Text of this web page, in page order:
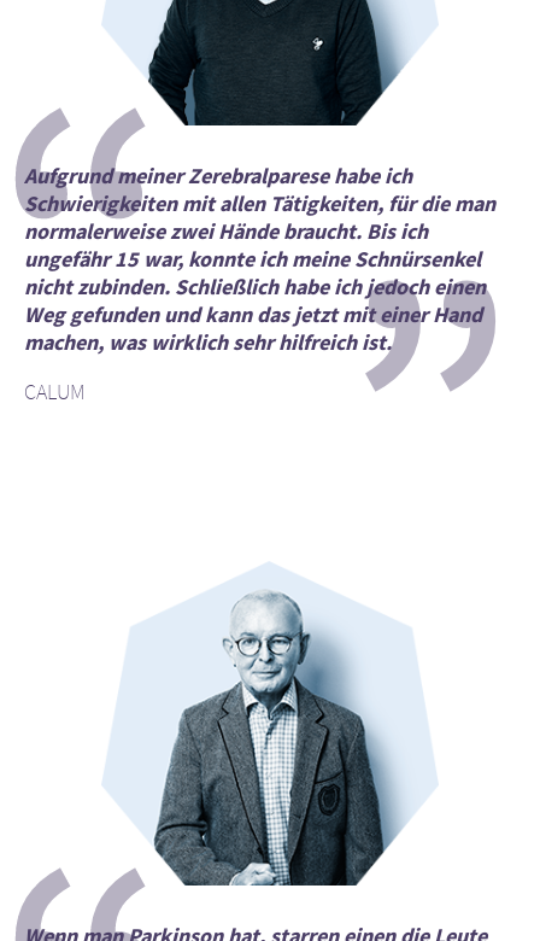
Aufgrund meiner Zerebralparese habe ich
Schwierigkeiten mit allen Tätigkeiten, für die man
normalerweise zwei Hände braucht. Bis ich
ungefähr 15 war, konnte ich meine Schnürsenkel
nicht zubinden. Schließlich habe ich jedoch einen
Weg gefunden und kann das jetzt mit einer Hand
machen, was wirklich sehr hilfreich ist.
CALUM
”
Landeswechsel